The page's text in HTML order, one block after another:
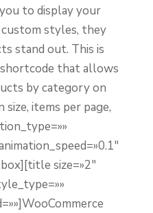
to display your
custom styles, they
stand out. This is
that allows
by category on
items per page,
size=»2″